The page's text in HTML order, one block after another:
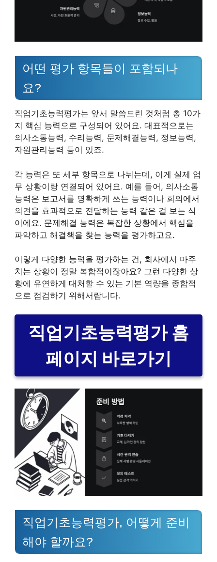
어떤 평가 항목들이 포함되나
요?
직업기초능력평가는 앞서 말씀드린 것처럼 총 10가
지 핵심 능력으로 구성되어 있어요. 대표적으로는
의사소통능력, 수리능력, 문제해결능력, 정보능력,
자원관리능력 등이 있죠.
각 능력은 또 세부 항목으로 나뉘는데, 이게 실제 업
무 상황이랑 연결되어 있어요. 예를 들어, 의사소통
능력은 보고서를 명확하게 쓰는 능력이나 회의에서
의견을 효과적으로 전달하는 능력 같은 걸 보는 식
이에요. 문제해결 능력은 복잡한 상황에서 핵심을
파악하고 해결책을 찾는 능력을 평가하고요.
이렇게 다양한 능력을 평가하는 건, 회사에서 마주
치는 상황이 정말 복합적이잖아요? 그런 다양한 상
황에 유연하게 대처할 수 있는 기본 역량을 종합적
으로 점검하기 위해서랍니다.
직업기초능력평가 홈
페이지 바로가기
직업기초능력평가, 어떻게 준비
해야 할까요?